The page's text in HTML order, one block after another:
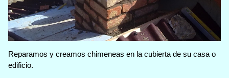
Reparamos y creamos chimeneas en la cubierta de su casa o
edificio.